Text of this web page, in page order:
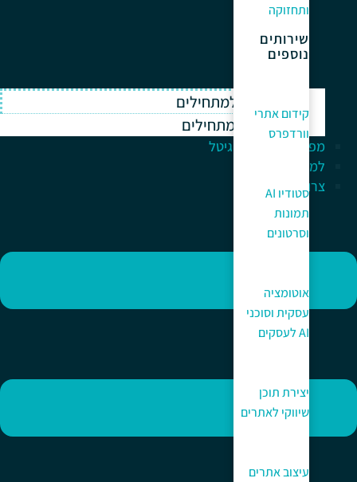
ותחזוקה
שירותים
נוספים
קידום אתרי
וורדפרס
סטודיו AI
תמונות
וסרטונים
אוטומציה
עסקית וסוכני
יצירת תוכן
שיווקי לאתרים
עיצוב אתרים
וורדפרס למתחילים
ווקומרס למתחילים
מפתח לעולם הדיגיטל
למה כאן?
צרו קשר